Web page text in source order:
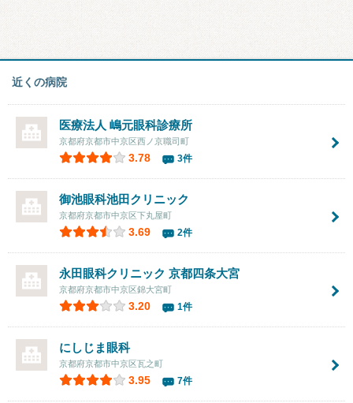
近くの病院
医療法人 嶋元眼科診療所
京都府京都市中京区西ノ京職司町
3.78 3件
御池眼科池田クリニック
京都府京都市中京区下丸屋町
3.69 2件
永田眼科クリニック 京都四条大宮
京都府京都市中京区錦大宮町
3.20 1件
にしじま眼科
京都府京都市中京区瓦之町
3.95 7件